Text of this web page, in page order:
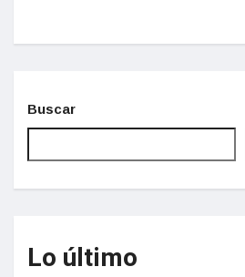
Buscar
Lo último